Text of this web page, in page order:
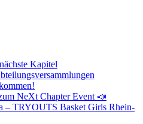
Kapitel
NeXt Chapter Event 📣
– TRYOUTS Basket Girls Rhein-